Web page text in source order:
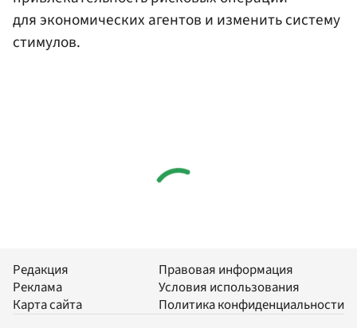
для экономических агентов и изменить систему
стимулов.
Редакция
Реклама
Карта сайта
Правовая информация
Условия использования
Политика конфиденциальности